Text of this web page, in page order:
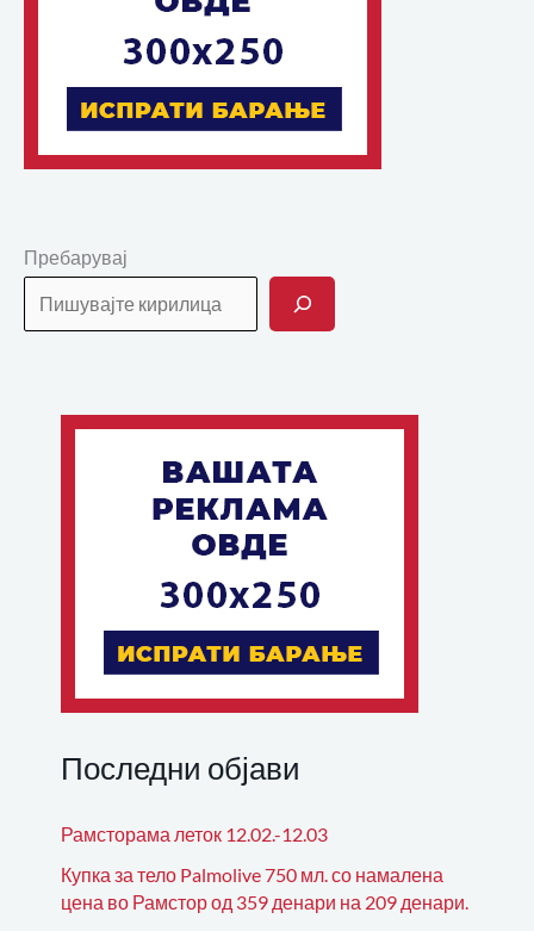
Пребарувај
Последни објави
Рамсторама леток 12.02.-12.03
Купка за тело Palmolive 750 мл. со намалена
цена во Рамстор од 359 денари на 209 денари.